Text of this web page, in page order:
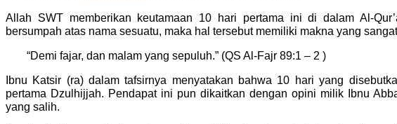
Allah SWT memberikan keutamaan 10 hari pertama ini di dalam Al-
bersumpah atas nama sesuatu, maka hal tersebut memiliki makna yang
“Demi fajar, dan malam yang sepuluh.” (QS Al-Fajr 89:1 – 2 )
Ibnu Katsir (ra) dalam tafsirnya menyatakan bahwa 10 hari yang
pertama Dzulhijjah. Pendapat ini pun dikaitkan dengan opini milik Ibnu
yang salih.